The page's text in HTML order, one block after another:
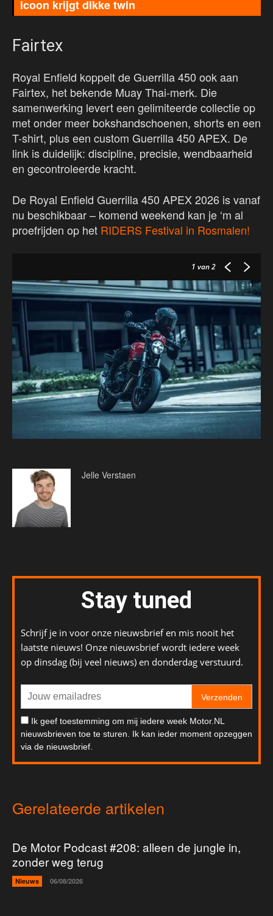
icoon krijgt dikke twin
Fairtex
Royal Enfield koppelt de Guerrilla 450 ook aan
Fairtex, het bekende Muay Thai-merk. Die
samenwerking levert een gelimiteerde collectie op
met onder meer bokshandschoenen, shorts en een
T-shirt, plus een custom Guerrilla 450 APEX. De
link is duidelijk: discipline, precisie, wendbaarheid
en gecontroleerde kracht.
De Royal Enfield Guerrilla 450 APEX 2026 is vanaf
nu beschikbaar – komend weekend kan je ‘m al
proefrijden op het RIDERS Festival in Rosmalen!
1 van 2
Jelle Verstaen
Stay tuned
Schrijf je in voor onze nieuwsbrief en mis nooit het
laatste nieuws! Onze nieuwsbrief wordt iedere week
op dinsdag (bij veel nieuws) en donderdag verstuurd.
Verzenden
Ik geef toestemming om mij iedere week Motor.NL
nieuwsbrieven toe te sturen. Ik kan ieder moment opzeggen
via de nieuwsbrief.
Gerelateerde artikelen
De Motor Podcast #208: alleen de jungle in,
zonder weg terug
Nieuws 06/08/2026